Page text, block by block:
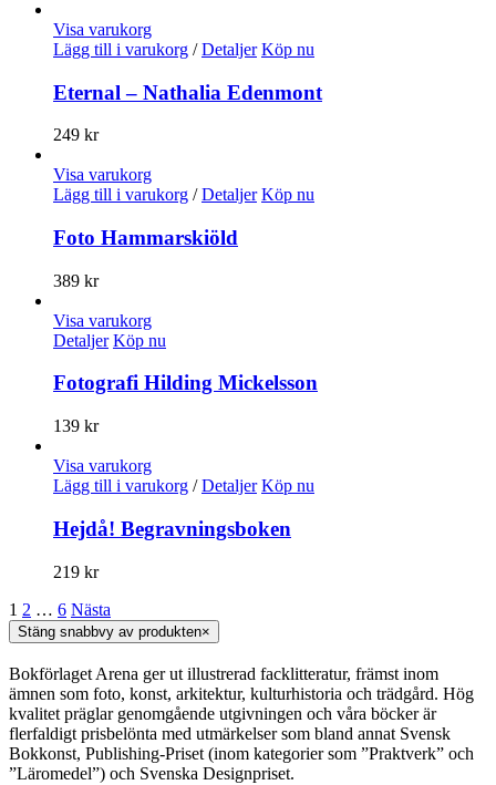
Visa varukorg
Lägg till i varukorg / Detaljer Köp nu
Eternal – Nathalia Edenmont
249 kr
Visa varukorg
Lägg till i varukorg / Detaljer Köp nu
Foto Hammarskiöld
389 kr
Visa varukorg
Detaljer Köp nu
Fotografi Hilding Mickelsson
139 kr
Visa varukorg
Lägg till i varukorg / Detaljer Köp nu
Hejdå! Begravningsboken
219 kr
1 2 … 6 Nästa
Stäng snabbvy av produkten×
Bokförlaget Arena ger ut illustrerad facklitteratur, främst inom
ämnen som foto, konst, arkitektur, kulturhistoria och trädgård. Hög
kvalitet präglar genomgående utgivningen och våra böcker är
flerfaldigt prisbelönta med utmärkelser som bland annat Svensk
Bokkonst, Publishing-Priset (inom kategorier som ”Praktverk” och
”Läromedel”) och Svenska Designpriset.